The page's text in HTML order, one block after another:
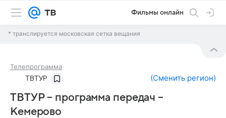
Фильмы онлайн
* транслируется московская сетка вещания
Телепрограмма
ТВТУР (Сменить регион)
ТВТУР – программа передач –
Кемерово